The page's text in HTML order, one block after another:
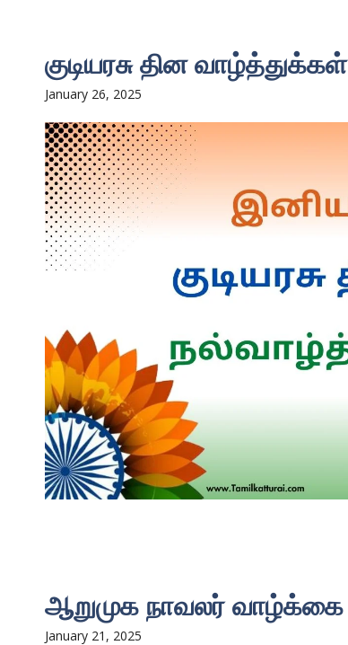
குடியரசு தின
January 26, 2025
ஆறுமுக நாவலர்
January 21, 2025